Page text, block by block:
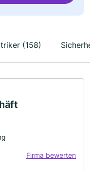
(158)
Firma bewerten